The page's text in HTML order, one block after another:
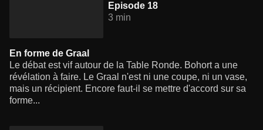
Episode 18
3 min
En forme de Graal
Le débat est vif autour de la Table Ronde. Bohort a une
révélation à faire. Le Graal n'est ni une coupe, ni un vase,
mais un récipient. Encore faut-il se mettre d'accord sur sa
forme...